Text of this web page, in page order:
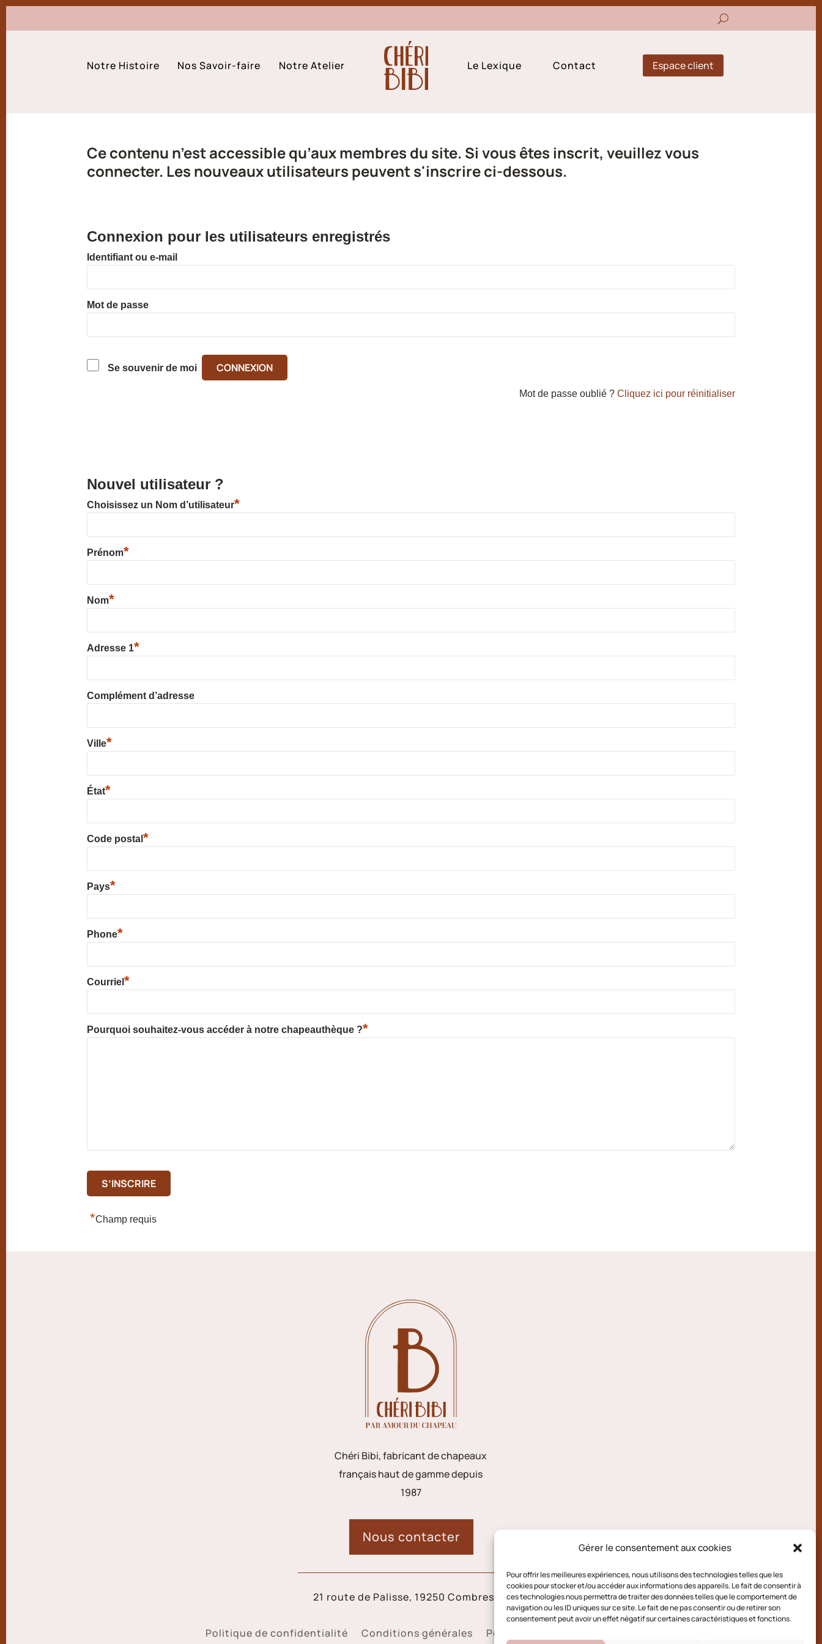
Gérer le consentement aux cookies
Pour offrir les meilleures expériences, nous utilisons des technologies telles que les
cookies pour stocker et/ou accéder aux informations des appareils. Le fait de consentir à
ces technologies nous permettra de traiter des données telles que le comportement de
navigation ou les ID uniques sur ce site. Le fait de ne pas consentir ou de retirer son
consentement peut avoir un effet négatif sur certaines caractéristiques et fonctions.
Notre Histoire Nos Savoir-faire Notre Atelier Le Lexique Contact Espace client
Ce contenu n’est accessible qu’aux membres du site. Si vous êtes inscrit, veuillez vous
connecter. Les nouveaux utilisateurs peuvent s'inscrire ci-dessous.
Connexion pour les utilisateurs enregistrés
Identifiant ou e-mail
Mot de passe
Se souvenir de moi
Mot de passe oublié ? Cliquez ici pour réinitialiser
Nouvel utilisateur ?
Choisissez un Nom d’utilisateur*
Prénom*
Nom*
Adresse 1*
Complément d’adresse
Ville*
État*
Code postal*
Pays*
Phone*
Courriel*
Pourquoi souhaitez-vous accéder à notre chapeauthèque ?*
*Champ requis
Chéri Bibi, fabricant de chapeaux
français haut de gamme depuis
1987
Nous contacter
21 route de Palisse, 19250 Combressol
Politique de confidentialité Conditions générales Politique de cookies (UE)